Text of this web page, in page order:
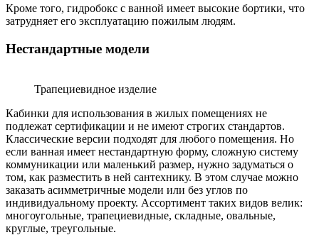
Кроме того, гидробокс с ванной имеет высокие бортики, что
затрудняет его эксплуатацию пожилым людям.
Нестандартные модели
Трапециевидное изделие
Кабинки для использования в жилых помещениях не
подлежат сертификации и не имеют строгих стандартов.
Классические версии подходят для любого помещения. Но
если ванная имеет нестандартную форму, сложную систему
коммуникации или маленький размер, нужно задуматься о
том, как разместить в ней сантехнику. В этом случае можно
заказать асимметричные модели или без углов по
индивидуальному проекту. Ассортимент таких видов велик:
многоугольные, трапециевидные, складные, овальные,
круглые, треугольные.